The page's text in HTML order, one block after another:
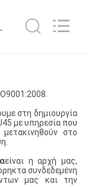
έλεγχος
στη δημιουργία
με υπηρεσία που
στο
είναι η αρχή μας,
συνδεδεμένη
μας και την